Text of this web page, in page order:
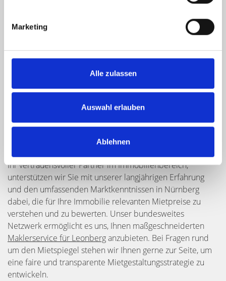
Marketing
Alle zulassen
Auswahl erlauben
Ablehnen
Der Mietspiegel ist ein wichtiges Instrument für Mieter und
Vermieter, um die angemessenen Mietpreise für
Immobilien zu ermitteln. Als Hegerich Immobilien GmbH,
Ihr vertrauensvoller Partner im Immobilienbereich,
unterstützen wir Sie mit unserer langjährigen Erfahrung
und den umfassenden Marktkenntnissen in Nürnberg
dabei, die für Ihre Immobilie relevanten Mietpreise zu
verstehen und zu bewerten. Unser bundesweites
Netzwerk ermöglicht es uns, Ihnen maßgeschneiderten
Maklerservice für Leonberganzubieten. Bei Fragen rund
um den Mietspiegel stehen wir Ihnen gerne zur Seite, um
eine faire und transparente Mietgestaltungsstrategie zu
entwickeln.